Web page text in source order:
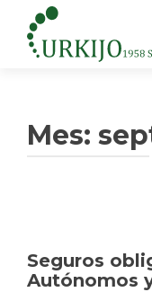
Mes:
Seguros
Autónomos